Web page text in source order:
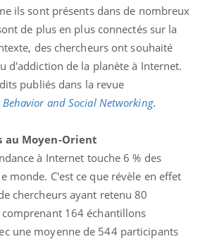
ils sont présents dans de nombreux
de plus en plus connectés sur la
des chercheurs ont souhaité
d'addiction de la planète à Internet.
publiés dans la revue
Behavior and Social Networking.
au Moyen-Orient
à Internet touche 6 % des
monde. C'est ce que révèle en effet
chercheurs ayant retenu 80
comprenant 164 échantillons
une moyenne de 544 participants